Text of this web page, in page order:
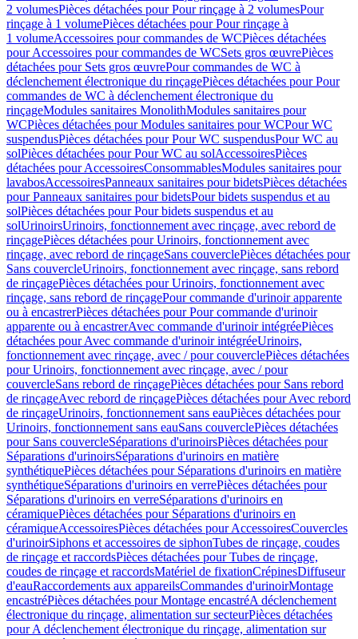
2 volumesPièces détachées pour Pour rinçage à 2 volumesPour
rinçage à 1 volumePièces détachées pour Pour rinçage à
1 volumeAccessoires pour commandes de WCPièces détachées
pour Accessoires pour commandes de WCSets gros œuvrePièces
détachées pour Sets gros œuvrePour commandes de WC à
déclenchement électronique du rinçagePièces détachées pour Pour
commandes de WC à déclenchement électronique du
rinçageModules sanitaires MonolithModules sanitaires pour
WCPièces détachées pour Modules sanitaires pour WCPour WC
suspendusPièces détachées pour Pour WC suspendusPour WC au
solPièces détachées pour Pour WC au solAccessoiresPièces
détachées pour AccessoiresConsommablesModules sanitaires pour
lavabosAccessoiresPanneaux sanitaires pour bidetsPièces détachées
pour Panneaux sanitaires pour bidetsPour bidets suspendus et au
solPièces détachées pour Pour bidets suspendus et au
solUrinoirsUrinoirs, fonctionnement avec rinçage, avec rebord de
rinçagePièces détachées pour Urinoirs, fonctionnement avec
rinçage, avec rebord de rinçageSans couverclePièces détachées pour
Sans couvercleUrinoirs, fonctionnement avec rinçage, sans rebord
de rinçagePièces détachées pour Urinoirs, fonctionnement avec
rinçage, sans rebord de rinçagePour commande d'urinoir apparente
ou à encastrerPièces détachées pour Pour commande d'urinoir
apparente ou à encastrerAvec commande d'urinoir intégréePièces
détachées pour Avec commande d'urinoir intégréeUrinoirs,
fonctionnement avec rinçage, avec / pour couverclePièces détachées
pour Urinoirs, fonctionnement avec rinçage, avec / pour
couvercleSans rebord de rinçagePièces détachées pour Sans rebord
de rinçageAvec rebord de rinçagePièces détachées pour Avec rebord
de rinçageUrinoirs, fonctionnement sans eauPièces détachées pour
Urinoirs, fonctionnement sans eauSans couverclePièces détachées
pour Sans couvercleSéparations d'urinoirsPièces détachées pour
Séparations d'urinoirsSéparations d'urinoirs en matière
synthétiquePièces détachées pour Séparations d'urinoirs en matière
synthétiqueSéparations d'urinoirs en verrePièces détachées pour
Séparations d'urinoirs en verreSéparations d'urinoirs en
céramiquePièces détachées pour Séparations d'urinoirs en
céramiqueAccessoiresPièces détachées pour AccessoiresCouvercles
d'urinoirSiphons et accessoires de siphonTubes de rinçage, coudes
de rinçage et raccordsPièces détachées pour Tubes de rinçage,
coudes de rinçage et raccordsMatériel de fixationCrépinesDiffuseur
d'eauRaccordements aux appareilsCommandes d'urinoirMontage
encastréPièces détachées pour Montage encastréA déclenchement
électronique du rinçage, alimentation sur secteurPièces détachées
pour A déclenchement électronique du rinçage, alimentation sur